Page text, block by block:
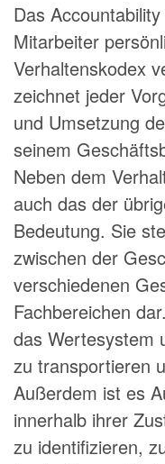
Das
Mitarbeiter
Verhaltenskodex
zeichnet jeder
und Umsetzung
seinem
Neben dem
auch das der
Bedeutung. Sie
zwischen der
verschiedenen
Fachbereichen
das Wertesystem
zu transportieren
Außerdem ist es
innerhalb ihrer
zu identifizieren,